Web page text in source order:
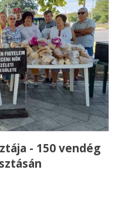
- 150 vendég